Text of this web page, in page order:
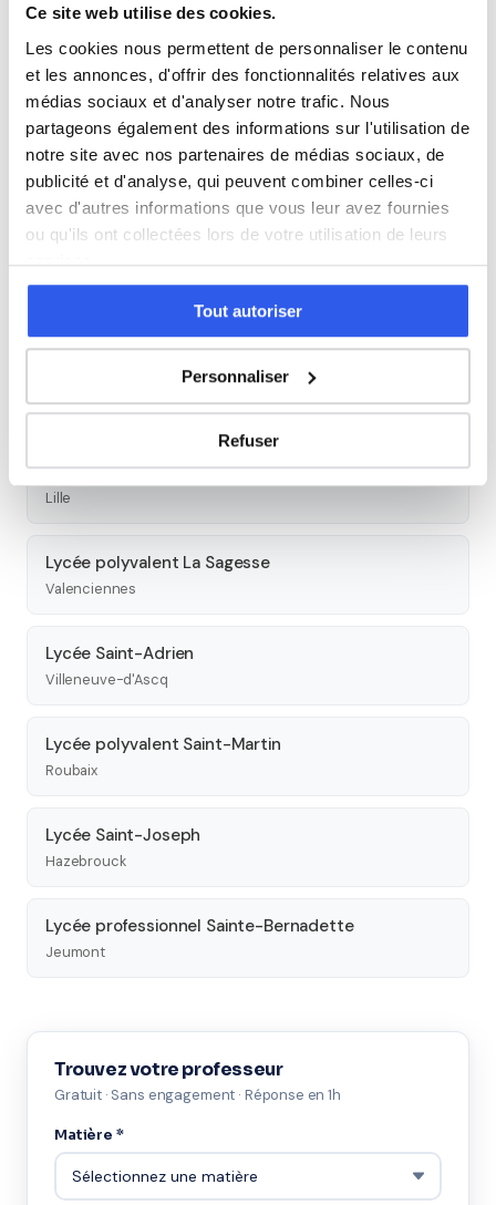
Ce site web utilise des cookies.
Les cookies nous permettent de personnaliser le contenu
et les annonces, d'offrir des fonctionnalités relatives aux
médias sociaux et d'analyser notre trafic. Nous
partageons également des informations sur l'utilisation de
notre site avec nos partenaires de médias sociaux, de
publicité et d'analyse, qui peuvent combiner celles-ci
avec d'autres informations que vous leur avez fournies
ou qu'ils ont collectées lors de votre utilisation de leurs
services.
Tout autoriser
Personnaliser
Refuser
Espagnol
Allemand
Cours par niveau
Seconde Première Terminale
Tous les cours particuliers à Lille
cours à Lille →
Autres lycées à proximité
Campus Ozanam
Lille
Lycée polyvalent La Sagesse
Valenciennes
Lycée Saint-Adrien
Villeneuve-d'Ascq
Lycée polyvalent Saint-Martin
Roubaix
Lycée Saint-Joseph
Hazebrouck
Lycée professionnel Sainte-Bernadette
Jeumont
Trouvez votre professeur
Gratuit · Sans engagement · Réponse en 1h
Matière *